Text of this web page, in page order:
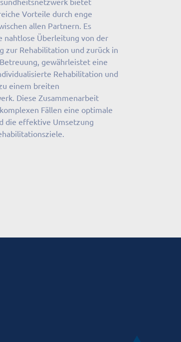
Vorteile durch enge
allen Partnern. Es
nahtlose Überleitung von der
zur Rehabilitation und zurück in
gewährleistet eine
Rehabilitation und
einem breiten
Diese Zusammenarbeit
Fällen eine optimale
die effektive Umsetzung